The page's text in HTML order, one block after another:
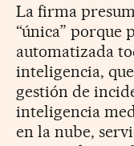
La firma
“única” porque
automatizada
inteligencia,
gestión de
inteligencia
en la nube,